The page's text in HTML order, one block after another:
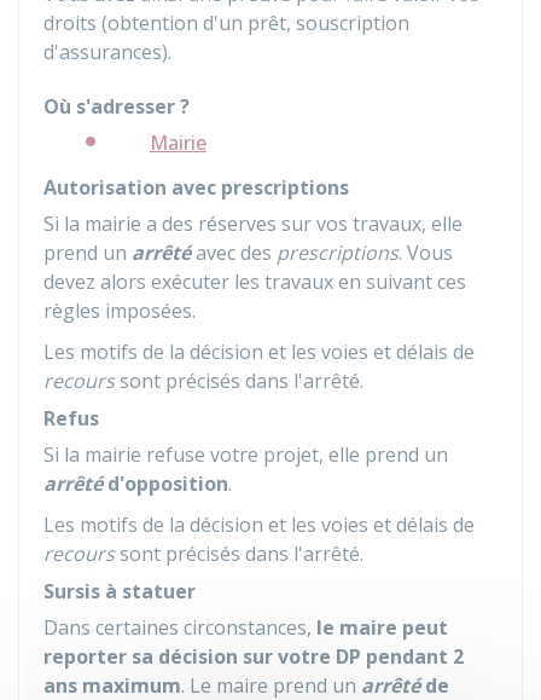
droits (obtention d'un prêt, souscription
d'assurances).
Où s'adresser ?
Mairie
Autorisation avec prescriptions
Si la mairie a des réserves sur vos travaux, elle
prend un arrêtéavec des prescriptions. Vous
devez alors exécuter les travaux en suivant ces
règles imposées.
Les motifs de la décision et les voies et délais de
recourssont précisés dans l'arrêté.
Refus
Si la mairie refuse votre projet, elle prend un
arrêtéd'opposition.
Les motifs de la décision et les voies et délais de
recourssont précisés dans l'arrêté.
Sursis à statuer
Dans certaines circonstances, le maire peut
reporter sa décision sur votre DP pendant 2
ans maximum. Le maire prend un arrêtéde